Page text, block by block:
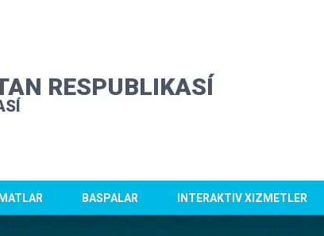
RESPUBLIKASÍ
BASPALAR INTERAKTIV XIZMETLER